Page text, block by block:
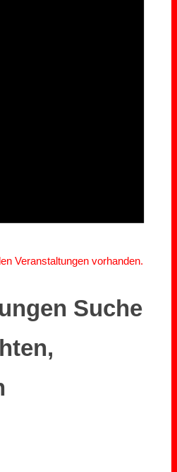
Veranstaltungen vorhanden.
Suche